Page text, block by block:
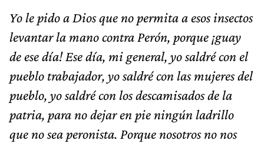
Yo le pido a Dios que no permita a esos insectos
levantar la mano contra Perón, porque ¡guay
de ese día! Ese día, mi general, yo saldré con el
pueblo trabajador, yo saldré con las mujeres del
pueblo, yo saldré con los descamisados de la
patria, para no dejar en pie ningún ladrillo
que no sea peronista. Porque nosotros no nos